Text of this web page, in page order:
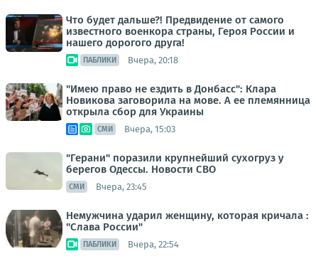
Что будет дальше?! Предвидение от самого
известного военкора страны, Героя России и
нашего дорогого друга!
ПАБЛИКИ Вчера, 20:18
"Имею право не ездить в Донбасс": Клара
Новикова заговорила на мове. А ее племянница
открыла сбор для Украины
СМИ Вчера, 15:03
"Герани" поразили крупнейший сухогруз у
берегов Одессы. Новости СВО
СМИ Вчера, 23:45
Немужчина ударил женщину, которая кричала :
"Слава России"
ПАБЛИКИ Вчера, 22:54